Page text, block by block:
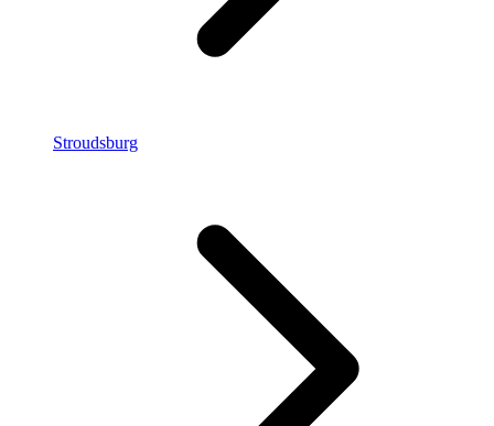
Stroudsburg